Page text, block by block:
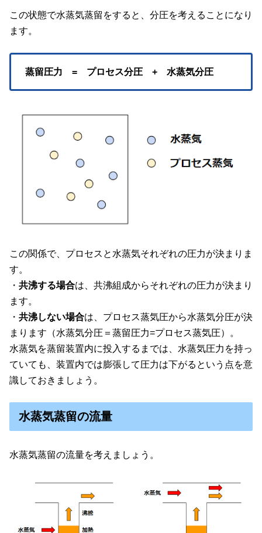
この状態で水蒸気蒸留をすると、分圧を考えることになり
ます。
蒸留圧力 = プロセス分圧 + 水蒸気分圧
この関係で、プロセスと水蒸気それぞれの圧力が決まりま
す。
・ 共沸する場合は、共沸組成からそれぞれの圧力が決まり
ます。
・ 共沸しない場合は、プロセス蒸気圧から水蒸気分圧が決
まります（水蒸気分圧＝蒸留圧力=プロセス蒸気圧）。
水蒸気を蒸留装置内に投入するまでは、水蒸気圧力を持っ
ていても、装置内では膨張して圧力は下がるという点を意
識しておきましょう。
水蒸気蒸留の流量
水蒸気蒸留の流量を考えましょう。